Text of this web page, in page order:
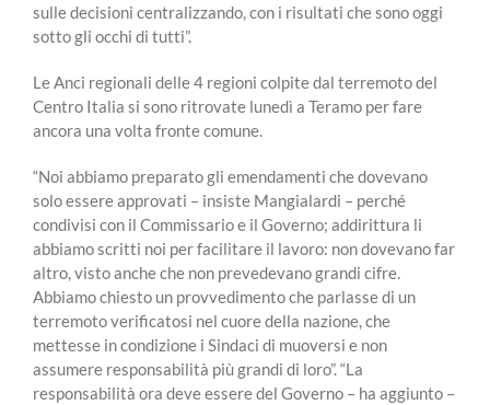
sulle decisioni centralizzando, con i risultati che sono oggi
sotto gli occhi di tutti”.
Le Anci regionali delle 4 regioni colpite dal terremoto del
Centro Italia si sono ritrovate lunedì a Teramo per fare
ancora una volta fronte comune.
“Noi abbiamo preparato gli emendamenti che dovevano
solo essere approvati – insiste Mangialardi – perché
condivisi con il Commissario e il Governo; addirittura li
abbiamo scritti noi per facilitare il lavoro: non dovevano far
altro, visto anche che non prevedevano grandi cifre.
Abbiamo chiesto un provvedimento che parlasse di un
terremoto verificatosi nel cuore della nazione, che
mettesse in condizione i Sindaci di muoversi e non
assumere responsabilità più grandi di loro”. “La
responsabilità ora deve essere del Governo – ha aggiunto –